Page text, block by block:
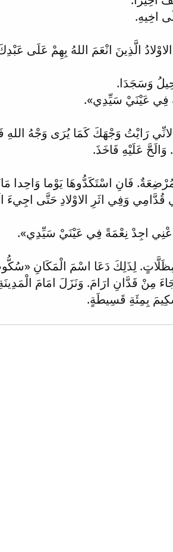
اخِيهِ.
الَّذِينَ انْعَمَ اللهُ بِهِمْ عَلَى
وَسَجَدَا.
فِي عَيْنَيْ سَيِّدِي».
رَايْتُ وَجْهَكَ كَمَا يُرَى وَجْهُ
عَلَيْهِ فَاخَذَ.
فَانِ اسْتَكَدُّوهَا يَوْما وَاحِدا
قُدَّامِي وَفِي اثَرِ الاوْلادِ حَتَّى
اجِدْ نِعْمَةً فِي عَيْنَيْ سَيِّدِي».
لِذَلِكَ دَعَا اسْمَ الْمَكَانِ
مِنْ فَدَّانِ ارَامَ. وَنَزَلَ امَامَ
بِمِئَةِ قَسِيطَةٍ.